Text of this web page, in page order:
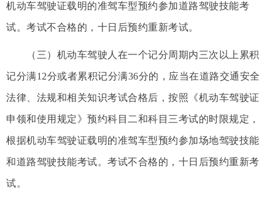
机动车驾驶证载明的准驾车型预约参加道路驾驶技能考
试。考试不合格的，十日后预约重新考试。
（三）机动车驾驶人在一个记分周期内三次以上累积
记分满12分或者累积记分满36分的，应当在道路交通安全
法律、法规和相关知识考试合格后，按照《机动车驾驶证
申领和使用规定》预约科目二和科目三考试的时限规定，
根据机动车驾驶证载明的准驾车型预约参加场地驾驶技能
和道路驾驶技能考试。考试不合格的，十日后预约重新考
试。